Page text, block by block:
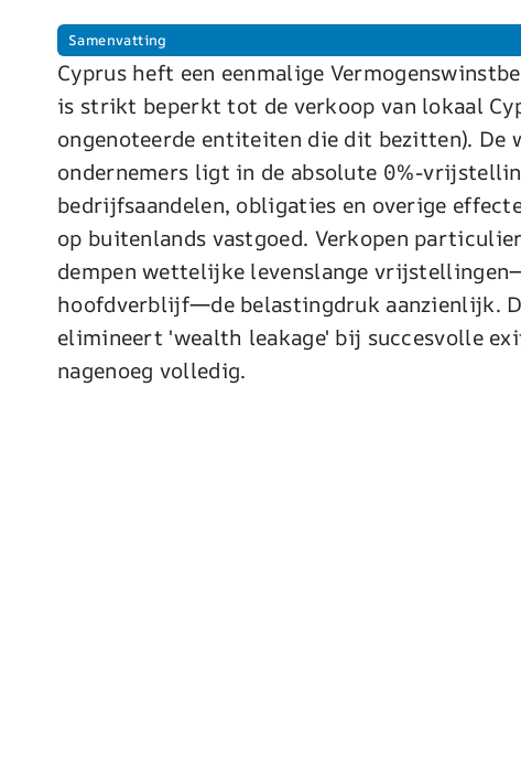
Samenvatting
Cyprus heft een eenmalige
is strikt beperkt tot de verkoop van lokaal
ongenoteerde entiteiten die dit bezitten).
ondernemers ligt in de absolute 0%-
bedrijfsaandelen, obligaties en overige
op buitenlands vastgoed. Verkopen
dempen wettelijke levenslange
hoofdverblijf—de belastingdruk aanzienlijk.
elimineert 'wealth leakage' bij succesvolle
nagenoeg volledig.